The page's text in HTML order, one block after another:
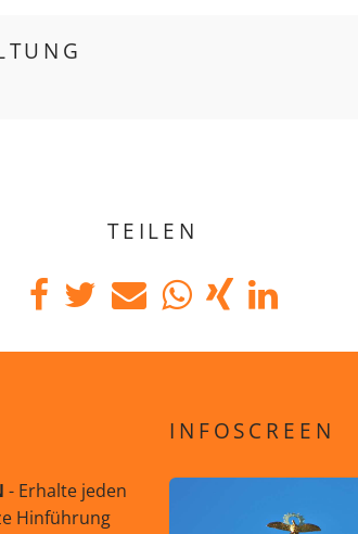
TEILEN
- Erhalte jeden
Hinführung
INFOSCREEN